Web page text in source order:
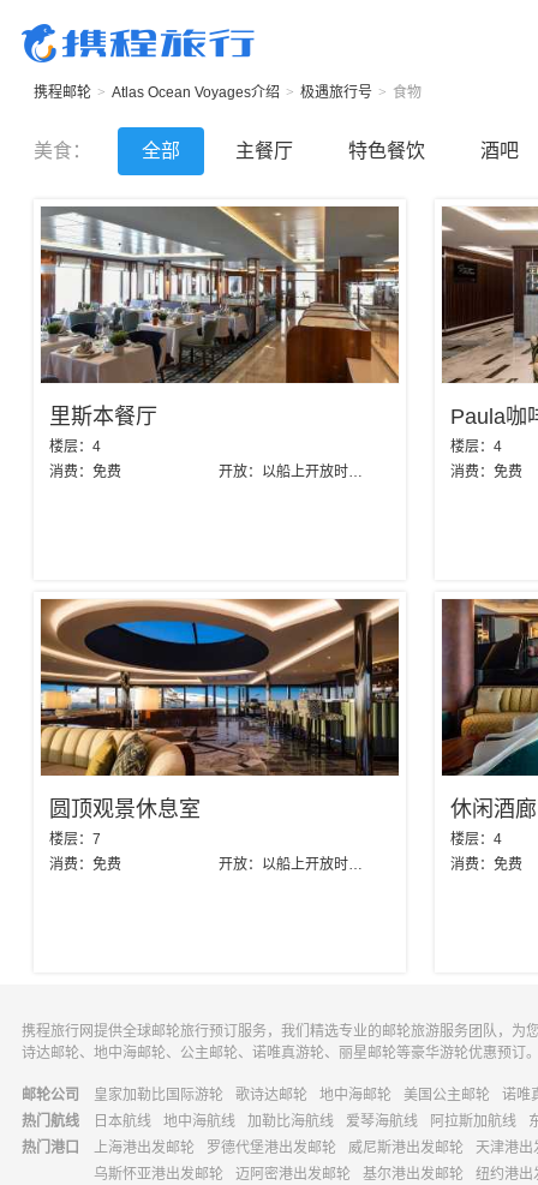
携程邮轮 > Atlas Ocean Voyages介绍 > 极遇旅行号 > 食物
美食： 全部 主餐厅 特色餐饮 酒吧
里斯本餐厅
楼层： 4
消费： 免费 开放： 以船上开放时间为准
Paula咖
楼层： 4
消费： 免费
圆顶观景休息室
楼层： 7
消费： 免费 开放： 以船上开放时间为准
休闲酒廊
楼层： 4
消费： 免费
携程旅行网提供全球邮轮旅行预订服务，我们精选专业的邮轮旅游服务团队，
诗达邮轮、地中海邮轮、公主邮轮、诺唯真游轮、丽星邮轮等豪华游轮优惠预订
邮轮公司 皇家加勒比国际游轮 歌诗达邮轮 地中海邮轮 美国公主邮轮
诺唯
热门航线
日本航线 地中海航线 加勒比海航线 爱琴海航线 阿拉斯加航线
热门港口
上海港出发邮轮 罗德代堡港出发邮轮 威尼斯港出发邮轮
天津港出
乌斯怀亚港出发邮轮
迈阿密港出发邮轮 基尔港出发邮轮 纽约港出